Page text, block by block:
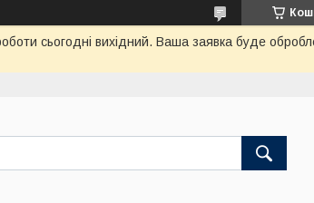
сьогодні вихідний. Ваша заявка буде